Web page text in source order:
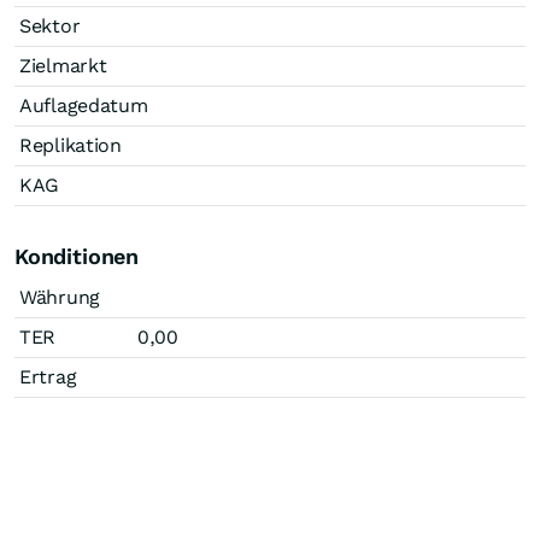
Sektor
Zielmarkt
Auflagedatum
Replikation
KAG
Konditionen
Währung
TER
0,00
Ertrag